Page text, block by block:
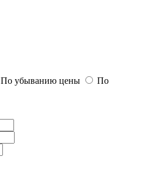
По убыванию цены
По